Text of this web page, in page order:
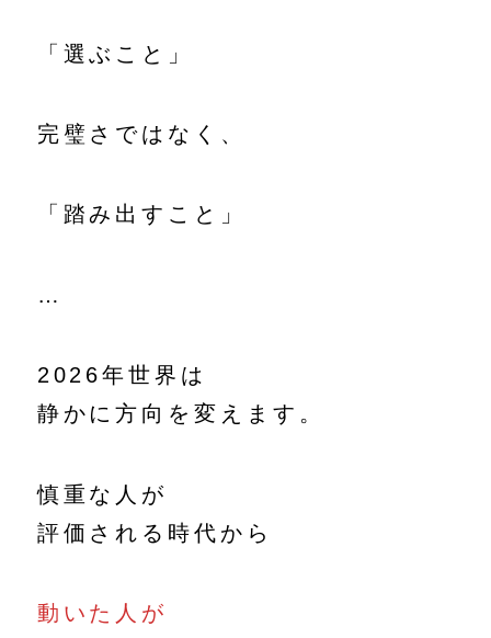
「選ぶこと」
完璧さではなく、
「踏み出すこと」
…
2026年世界は
静かに方向を変えます。
慎重な人が
評価される時代から
動いた人が